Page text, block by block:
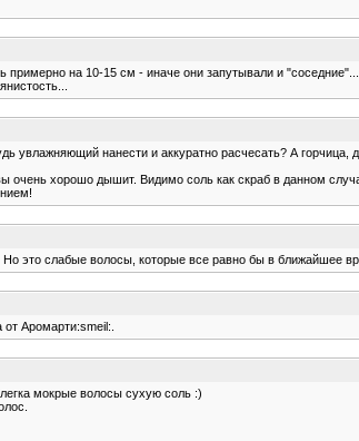
примерно на 10-15 см - иначе они запутывали и
нанести и аккуратно расчесать? А горчица,
очень хорошо дышит. Видимо соль как скраб в данном
это слабые волосы, которые все равно бы в ближайшее
Аромарти:smeil:.
мокрые волосы сухую соль :)